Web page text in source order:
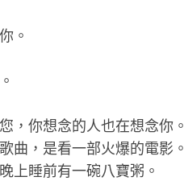
。
，你想念的人也在想念你。
曲，是看一部火爆的電影。
上睡前有一碗八寶粥。